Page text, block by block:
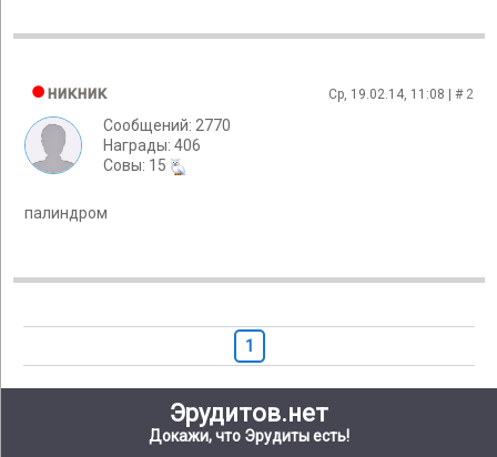
никник Ср, 19.02.14, 11:08 | # 2
Сообщений: 2770
Награды: 406
Cовы: 15
палиндром
1
Эрудитов.нет
Докажи, что Эрудиты есть!